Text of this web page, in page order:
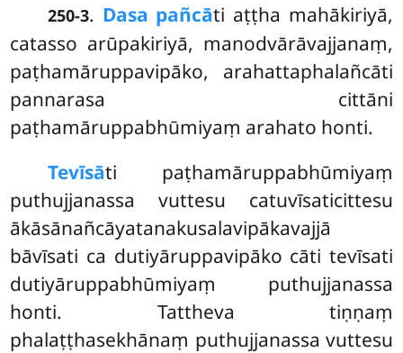
250-3. Dasa pañcāti aṭṭha mahākiriyā,
catasso arūpakiriyā, manodvārāvajjanaṃ,
paṭhamāruppavipāko, arahattaphalañcāti
pannarasa cittāni
paṭhamāruppabhūmiyaṃ arahato honti.
Tevīsāti paṭhamāruppabhūmiyaṃ
puthujjanassa vuttesu catuvīsaticittesu
ākāsānañcāyatanakusalavipākavajjā
bāvīsati ca dutiyāruppavipāko cāti tevīsati
dutiyāruppabhūmiyaṃ puthujjanassa
honti. Tattheva tiṇṇaṃ
phalaṭṭhasekhānaṃ puthujjanassa vuttesu